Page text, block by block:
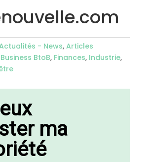
- News, Articles
Business BtoB, Finances, Industrie,
ma